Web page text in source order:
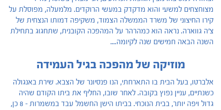
מצוחצחים למשעי והוא מדקדק במעשי הרוקדים. מלמעלה, מפוסלת על
קירו החיצוני של משרד הממשלה הצמוד, משקיפה דמותו הנצחית של
צ'ה גווארה. נראה הוא כמהרהר על המהפכה הקובנית, שתחגוג בתחילת
השנה הבאה חמישים שנה לקיומה....
מוזיקה של מהפכה בגיל העמידה
אלברטו, בעל הבית בו התארחתי, הנו פנסיונר של הצבא. שירת באנגולה
כשנתיים, עניין נפוץ בקובה. לאחר שובו, החליף את ביתו הקודם שהיה
גדול ויפה יותר, בבית הנוכחי. בביתו הישן החשמל עבד במשמרות - 8 כן,